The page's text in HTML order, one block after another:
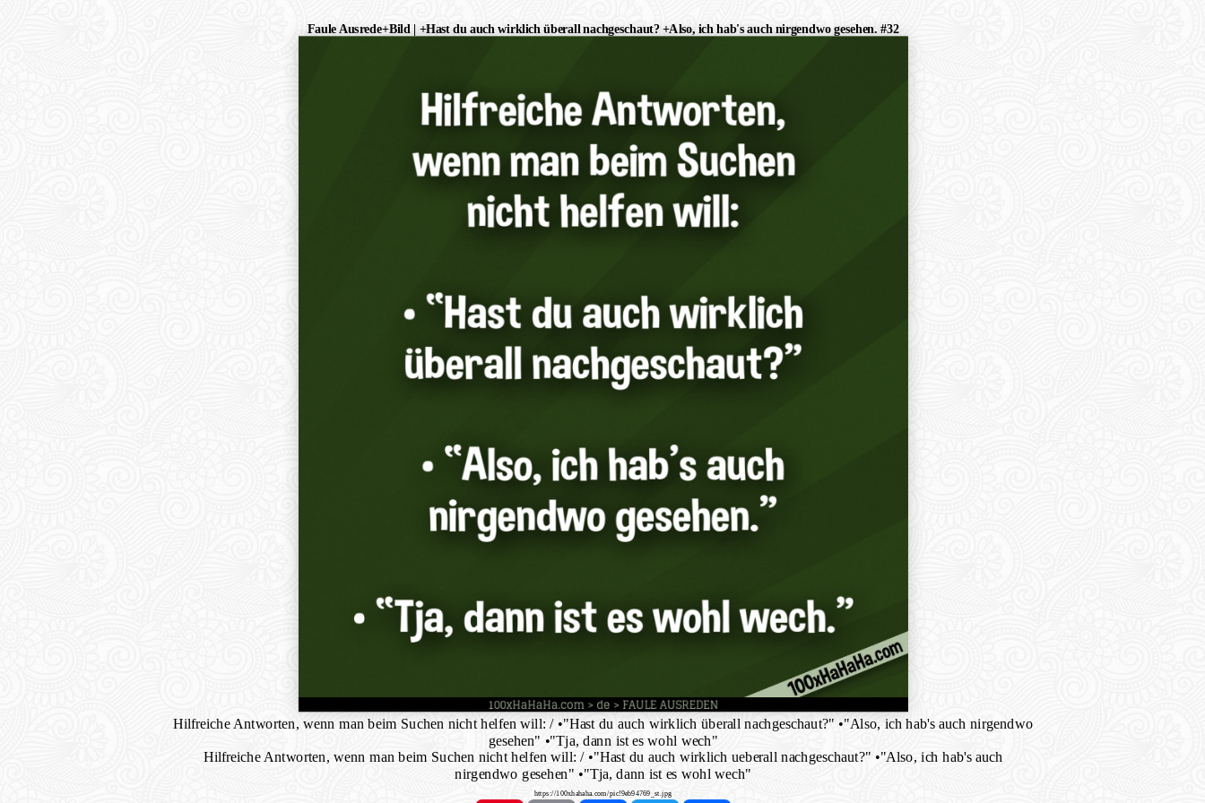
Faule Ausrede+Bild | +Hast du auch wirklich überall nachgeschaut? +Also, ich hab's auch nirgendwo gesehen. #32
Hilfreiche Antworten, wenn man beim Suchen nicht helfen will: / •"Hast du auch wirklich überall nachgeschaut?" •"Also, ich hab's auch nirgendwo
gesehen" •"Tja, dann ist es wohl wech"
Hilfreiche Antworten, wenn man beim Suchen nicht helfen will: / •"Hast du auch wirklich ueberall nachgeschaut?" •"Also, ich hab's auch
nirgendwo gesehen" •"Tja, dann ist es wohl wech"
https://100xhahaha.com/pic!9eb94769_st.jpg